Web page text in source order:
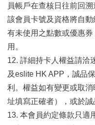
員帳戶在查核日往前回
該會員卡號及資格將自
有未使用之點數或優惠
用。
12. 詳細持卡人權益請洽
及eslite HK APP，誠品
利。權益如有變更或取
址填寫正確者），或於誠
13. 本會員約定條款只適